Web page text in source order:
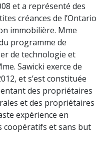
et a représenté des
créances de l’Ontario
immobilière. Mme
programme de
de technologie et
Sawicki exerce de
et s’est constituée
des propriétaires
et des propriétaires
expérience en
coopératifs et sans but